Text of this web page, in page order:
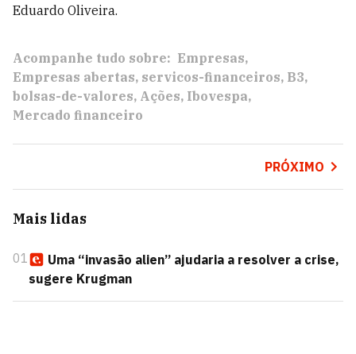
Eduardo Oliveira.
Acompanhe tudo sobre: Empresas
Empresas abertas servicos-financeiros B3
bolsas-de-valores Ações Ibovespa
Mercado financeiro
PRÓXIMO
Mais lidas
01
Uma “invasão alien” ajudaria a resolver a crise,
sugere Krugman